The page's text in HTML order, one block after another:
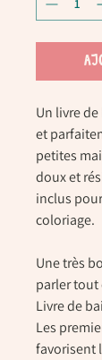
Un livre
et
petites
doux et
inclus
coloriage.
Une très
parler tout
Livre de
Les
favorisent